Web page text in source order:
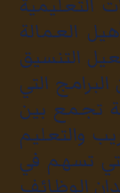
التعليمية
العمالة
التنسيق
التي
تجمع بين
والتعليم
تسهم في
الوظائف